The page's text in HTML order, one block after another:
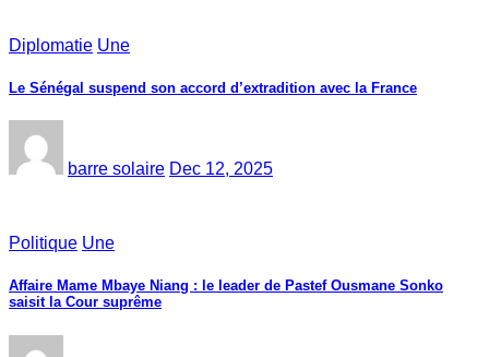
Diplomatie Une
Le Sénégal suspend son accord d’extradition avec la France
barre solaire Dec 12, 2025
Politique Une
Affaire Mame Mbaye Niang : le leader de Pastef Ousmane Sonko
saisit la Cour suprême